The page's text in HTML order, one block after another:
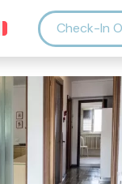
Check-In